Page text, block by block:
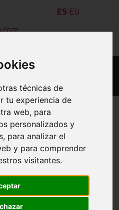
técnicas de
tu experiencia de
web, para
personalizados y
para analizar el
y para comprender
visitantes.
ES EU
IMPRIMIR
A 07 DE AUG DE